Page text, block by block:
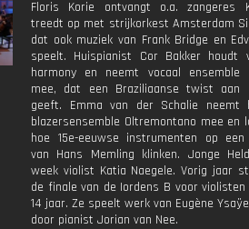
Floris Korie ontvangt o.a. zangeres
treedt op met strijkorkest Amsterdam
dat ook muziek van Frank Bridge en
speelt. Huispianist Cor Bakker houdt
harmony en neemt vocaal ensemble
mee, dat een Braziliaanse twist aan
geeft. Emma van der Schalie neemt
blazersensemble Oltremontano mee en
hoe 15e-eeuwse instrumenten op
van Hans Memling klinken. Jonge
week violist Katia Naegele. Vorig jaar
de finale van de Iordens B voor violisten
14 jaar. Ze speelt werk van Eugène
door pianist Jorian van Nee.